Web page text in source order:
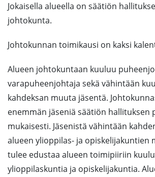
Jokaisella alueella on säätiön
johtokunta.
Johtokunnan toimikausi on kaksi
Alueen johtokuntaan kuuluu
varapuheenjohtaja sekä vähintään
kahdeksan muuta jäsentä.
enemmän jäseniä säätiön hallituksen
mukaisesti. Jäsenistä vähintään
alueen ylioppilas- ja opiskelijakuntien
tulee edustaa alueen toimipiiriin
ylioppilaskuntia ja opiskelijakuntia.